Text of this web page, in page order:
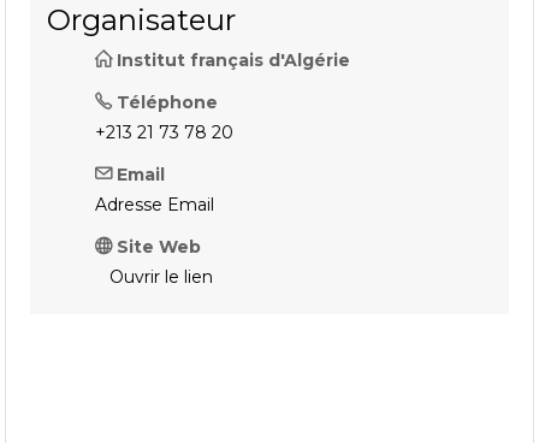
Organisateur
Institut français d'Algérie
Téléphone
+213 21 73 78 20
Email
Adresse Email
Site Web
Ouvrir le lien